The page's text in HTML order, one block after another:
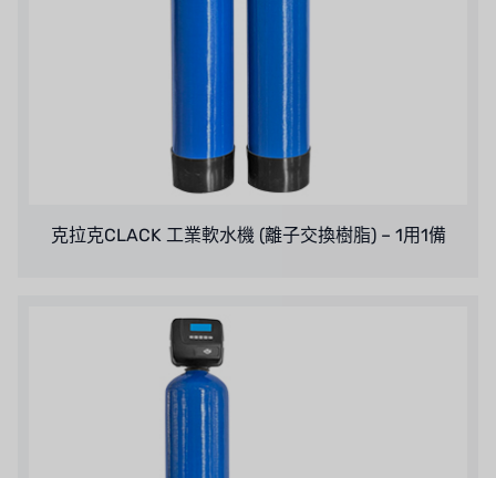
克拉克CLACK 工業軟水機 (離子交換樹脂) – 1用1備